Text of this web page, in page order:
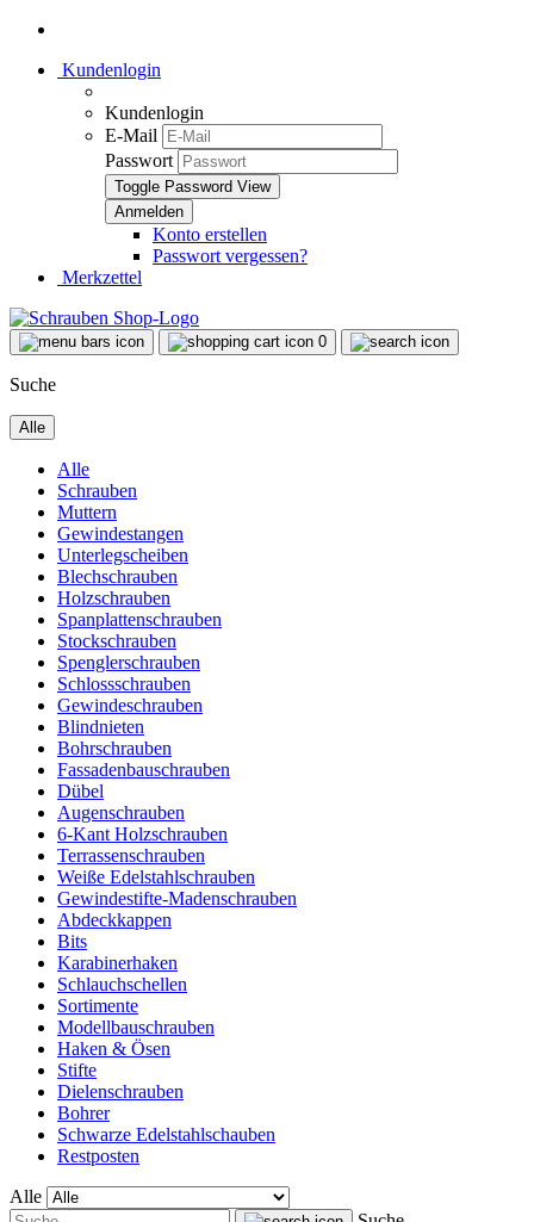
Kundenlogin
Kundenlogin
E-Mail
Passwort
Toggle Password View
Konto erstellen
Passwort vergessen?
Merkzettel
0
Suche
Alle
Alle
Schrauben
Muttern
Gewindestangen
Unterlegscheiben
Blechschrauben
Holzschrauben
Spanplattenschrauben
Stockschrauben
Spenglerschrauben
Schlossschrauben
Gewindeschrauben
Blindnieten
Bohrschrauben
Fassadenbauschrauben
Dübel
Augenschrauben
6-Kant Holzschrauben
Terrassenschrauben
Weiße Edelstahlschrauben
Gewindestifte-Madenschrauben
Abdeckkappen
Bits
Karabinerhaken
Schlauchschellen
Sortimente
Modellbauschrauben
Haken & Ösen
Stifte
Dielenschrauben
Bohrer
Schwarze Edelstahlschauben
Restposten
Alle